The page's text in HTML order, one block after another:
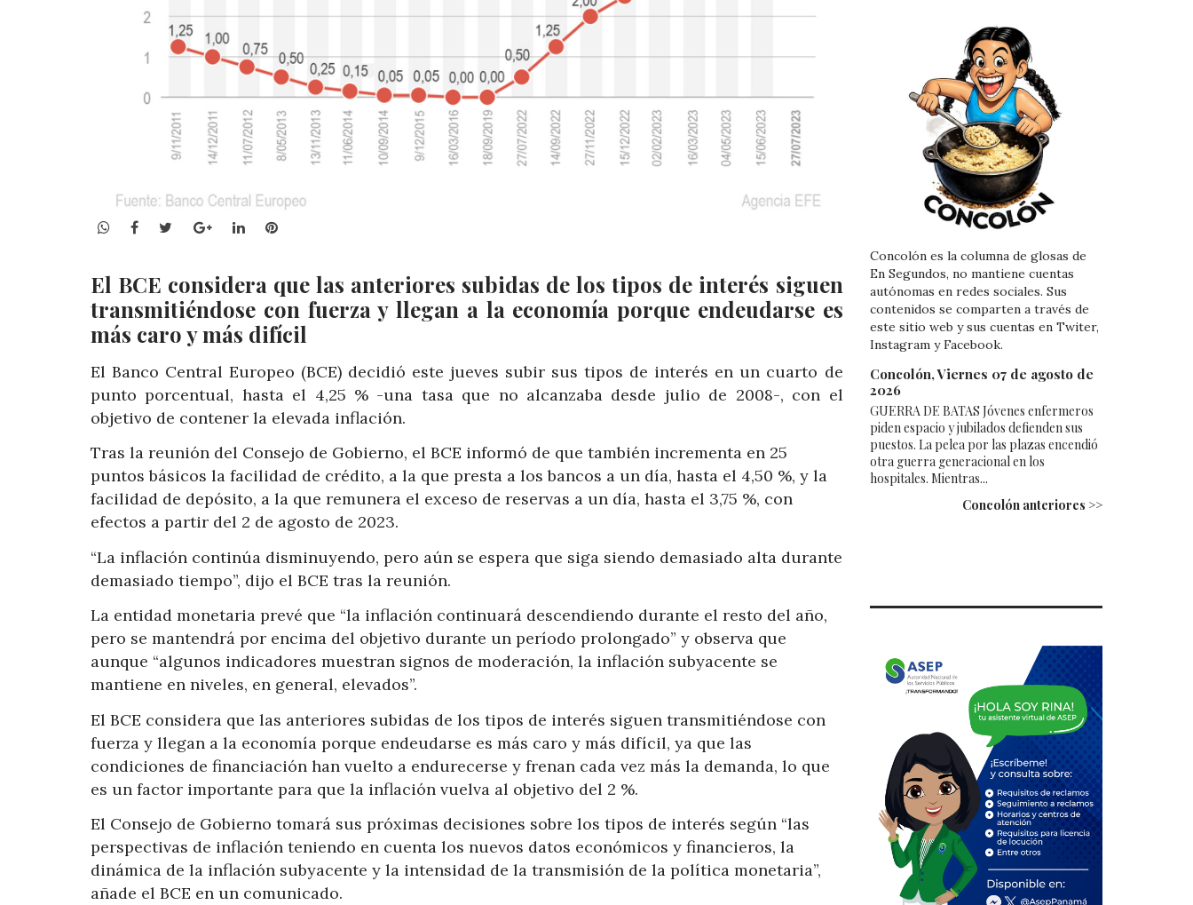
WhatsApp
Facebook
TwitterGoogle+LinkedInPinterest
El BCE considera que las anteriores subidas de los tipos de interés siguen
transmitiéndose con fuerza y llegan a la economía porque endeudarse es
más caro y más difícil
El Banco Central Europeo (BCE) decidió este jueves subir sus tipos de interés en un cuarto de
punto porcentual, hasta el 4,25 % -una tasa que no alcanzaba desde julio de 2008-, con el
objetivo de contener la elevada inflación.
Tras la reunión del Consejo de Gobierno, el BCE informó de que también incrementa en 25
puntos básicos la facilidad de crédito, a la que presta a los bancos a un día, hasta el 4,50 %, y la
facilidad de depósito, a la que remunera el exceso de reservas a un día, hasta el 3,75 %, con
efectos a partir del 2 de agosto de 2023.
“La inflación continúa disminuyendo, pero aún se espera que siga siendo demasiado alta durante
demasiado tiempo”, dijo el BCE tras la reunión.
La entidad monetaria prevé que “la inflación continuará descendiendo durante el resto del año,
pero se mantendrá por encima del objetivo durante un período prolongado” y observa que
aunque “algunos indicadores muestran signos de moderación, la inflación subyacente se
mantiene en niveles, en general, elevados”.
El BCE considera que las anteriores subidas de los tipos de interés siguen transmitiéndose con
fuerza y llegan a la economía porque endeudarse es más caro y más difícil, ya que las
condiciones de financiación han vuelto a endurecerse y frenan cada vez más la demanda, lo que
es un factor importante para que la inflación vuelva al objetivo del 2 %.
El Consejo de Gobierno tomará sus próximas decisiones sobre los tipos de interés según “las
perspectivas de inflación teniendo en cuenta los nuevos datos económicos y financieros, la
dinámica de la inflación subyacente y la intensidad de la transmisión de la política monetaria”,
añade el BCE en un comunicado.
Concolón es la columna de glosas de
En Segundos, no mantiene cuentas
autónomas en redes sociales. Sus
contenidos se comparten a través de
este sitio web y sus cuentas en Twiter,
Instagram y Facebook.
Concolón, Viernes 07 de agosto de
2026
GUERRA DE BATAS Jóvenes enfermeros
piden espacio y jubilados defienden sus
puestos. La pelea por las plazas encendió
otra guerra generacional en los
hospitales. Mientras...
Concolón anteriores >>